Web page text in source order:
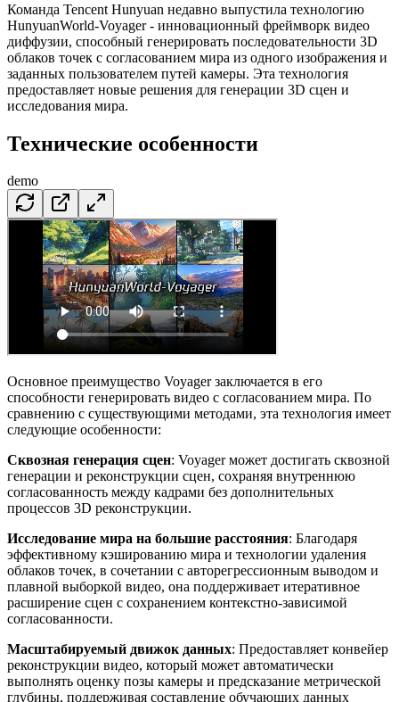
Команда Tencent Hunyuan недавно выпустила технологию
HunyuanWorld-Voyager - инновационный фреймворк видео
диффузии, способный генерировать последовательности 3D
облаков точек с согласованием мира из одного изображения и
заданных пользователем путей камеры. Эта технология
предоставляет новые решения для генерации 3D сцен и
исследования мира.
Технические особенности
demo
Основное преимущество Voyager заключается в его
способности генерировать видео с согласованием мира. По
сравнению с существующими методами, эта технология имеет
следующие особенности:
Сквозная генерация сцен: Voyager может достигать сквозной
генерации и реконструкции сцен, сохраняя внутреннюю
согласованность между кадрами без дополнительных
процессов 3D реконструкции.
Исследование мира на большие расстояния: Благодаря
эффективному кэшированию мира и технологии удаления
облаков точек, в сочетании с авторегрессионным выводом и
плавной выборкой видео, она поддерживает итеративное
расширение сцен с сохранением контекстно-зависимой
согласованности.
Масштабируемый движок данных: Предоставляет конвейер
реконструкции видео, который может автоматически
выполнять оценку позы камеры и предсказание метрической
глубины, поддерживая составление обучающих данных